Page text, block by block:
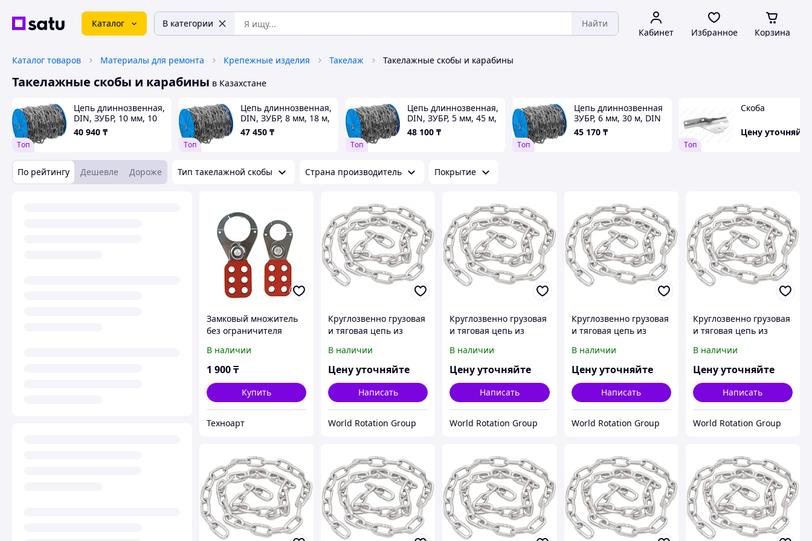
Каталог В категории Найти
Кабинет Избранное Корзина
Каталог товаров Материалы для ремонта Крепежные изделия Такелаж Такелажные скобы и карабины
Такелажные скобы и карабины в Казахстане
Tоп
Цепь длиннозвенная,
DIN, ЗУБР, 10 мм, 10
м, серия
"Профессионал" (4-
40 940 ₸
Tоп
Цепь длиннозвенная,
DIN, ЗУБР, 8 мм, 18 м,
серия
"Профессионал" (4-
47 450 ₸
Tоп
Цепь длиннозвенная,
DIN, ЗУБР, 5 мм, 45 м,
серия
"Профессионал" (4-
48 100 ₸
Tоп
Цепь длиннозвенная
ЗУБР, 6 мм, 30 м, DIN
763, серия
"Профессионал" (4-
45 170 ₸
Tоп
Скоба
Цену уточняйте
По рейтингу Дешевле Дороже Тип такелажной скобы Страна производитель Покрытие
Замковый множитель
без ограничителя
Lockout/Tagout (LOTO)
В наличии
1 900₸
Купить
Техноарт
Круглозвенно грузовая
и тяговая цепь из
(короткозв.) d(mm):5
Шаг(mm):18,5 ГОСТ
2319-81
В наличии
Цену уточняйте
Написать
World Rotation Group
Круглозвенно грузовая
и тяговая цепь из
(короткозв.) d(mm):7
Шаг(mm):22 ГОСТ 2319-
В наличии
Цену уточняйте
Написать
World Rotation Group
Круглозвенно грузовая
и тяговая цепь из
(короткозв.) d(mm):8
Шаг(mm):24 ГОСТ 2319-
В наличии
Цену уточняйте
Написать
World Rotation Group
Круглозвенно грузовая
и тяговая цепь из
(короткозв.) d(mm):9
Шаг(mm):27 ГОСТ 2319-
В наличии
Цену уточняйте
Написать
World Rotation Group